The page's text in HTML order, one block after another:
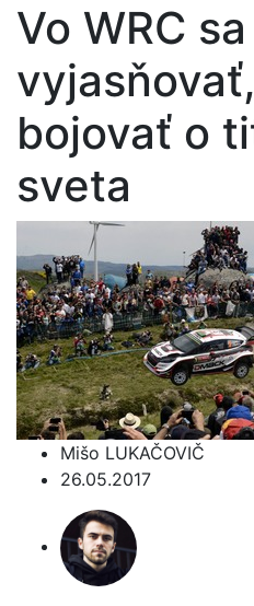
Vo WRC
bojovať o
sveta
Mišo LUKAČOVIČ
26.05.2017